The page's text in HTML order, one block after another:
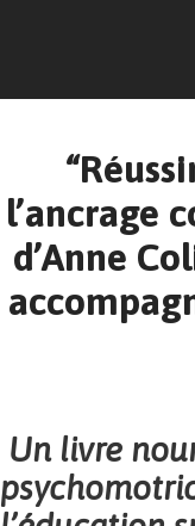
l’ancrage
d’Anne
Un livre